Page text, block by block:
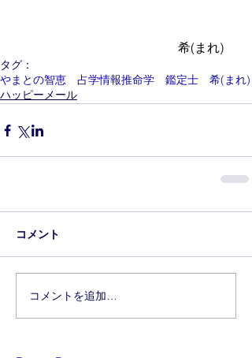
希(まれ)
タグ：
やまとの智恵 占学情報推命学 鑑定士 希(まれ)
ハッピーメール
コメント
コメントを追加…